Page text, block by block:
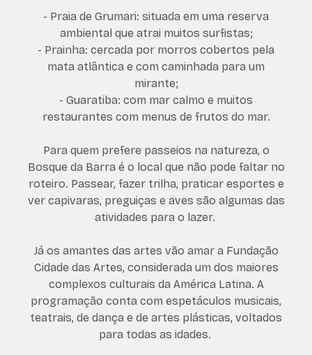
- Praia de Grumari: situada em uma reserva
ambiental que atrai muitos surfistas;
- Prainha: cercada por morros cobertos pela
mata atlântica e com caminhada para um
mirante;
- Guaratiba: com mar calmo e muitos
restaurantes com menus de frutos do mar.
Para quem prefere passeios na natureza, o
Bosque da Barra é o local que não pode faltar no
roteiro. Passear, fazer trilha, praticar esportes e
ver capivaras, preguiças e aves são algumas das
atividades para o lazer.
Já os amantes das artes vão amar a Fundação
Cidade das Artes, considerada um dos maiores
complexos culturais da América Latina. A
programação conta com espetáculos musicais,
teatrais, de dança e de artes plásticas, voltados
para todas as idades.